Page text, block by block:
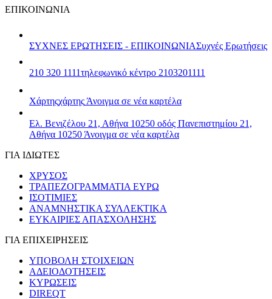
ΕΠΙΚΟΙΝΩΝΙΑ
ΣΥΧΝΕΣ ΕΡΩΤΗΣΕΙΣ - ΕΠΙΚΟΙΝΩΝΙΑΣυχνές Ερωτήσεις
210 320 1111τηλεφωνικό κέντρο 2103201111
Χάρτηςχάρτης Άνοιγμα σε νέα καρτέλα
Ελ. Βενιζέλου 21, Αθήνα 10250 οδός Πανεπιστημίου 21,
Αθήνα 10250 Άνοιγμα σε νέα καρτέλα
ΓΙΑ ΙΔΙΩΤΕΣ
ΧΡΥΣΟΣ
ΤΡΑΠΕΖΟΓΡΑΜΜΑΤΙΑ ΕΥΡΩ
ΙΣΟΤΙΜΙΕΣ
ΑΝΑΜΝΗΣΤΙΚΑ ΣΥΛΛΕΚΤΙΚΑ
ΕΥΚΑΙΡΙΕΣ ΑΠΑΣΧΟΛΗΣΗΣ
ΓΙΑ ΕΠΙΧΕΙΡΗΣΕΙΣ
ΥΠΟΒΟΛΗ ΣΤΟΙΧΕΙΩΝ
ΑΔΕΙΟΔΟΤΗΣΕΙΣ
ΚΥΡΩΣΕΙΣ
DIREQT